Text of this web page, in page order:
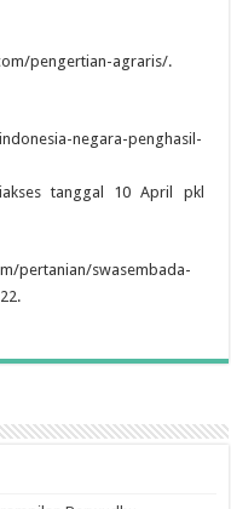
pengertian-agraris/.
negara-penghasil-
tanggal 10 April pkl
pertanian/swasembada-